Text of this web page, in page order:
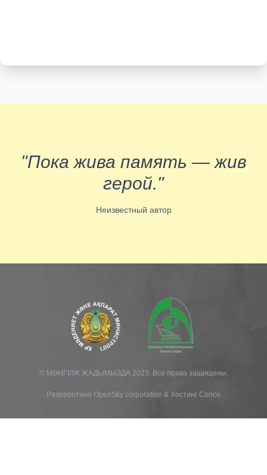
"Пока жива память — жив
герой."
Неизвестный автор
© МӘҢГІЛІК ЖАДЫМЫЗДА 2023. Все права защищены.
Разработано OpenSky corporation & Хостинг Conco